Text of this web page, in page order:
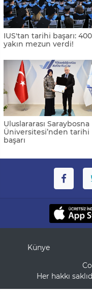
IUS'tan tarihi başarı:
yakın mezun verdi!
Uluslararası Saraybosna
Üniversitesi’nden tarihi
başarı
Künye
Her hakkı